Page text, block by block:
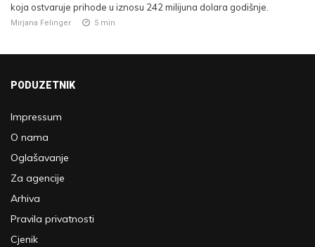
koja ostvaruje prihode u iznosu 242 milijuna dolara godišnje.
Mirjana Felinger 5 min
PODUZETNIK
Impressum
O nama
Oglašavanje
Za agencije
Arhiva
Pravila privatnosti
Cjenik